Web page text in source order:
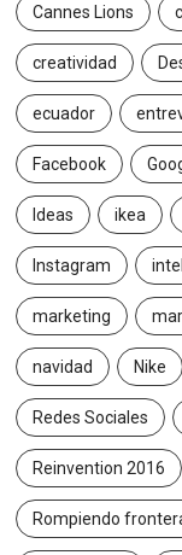
Cannes Lions
creatividad
ecuador
Facebook
Ideas ikea
Instagram
marketing
navidad Nike
Redes Sociales
Reinvention 2016
Rompiendo